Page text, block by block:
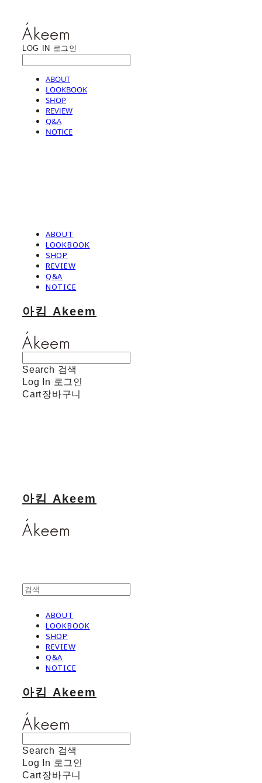
LOG IN 로그인
ABOUT
LOOKBOOK
SHOP
REVIEW
Q&A
NOTICE
ABOUT
LOOKBOOK
SHOP
REVIEW
Q&A
NOTICE
아킴 Akeem
Search 검색
Log In 로그인
Cart장바구니
아킴 Akeem
ABOUT
LOOKBOOK
SHOP
REVIEW
Q&A
NOTICE
아킴 Akeem
Search 검색
Log In 로그인
Cart장바구니